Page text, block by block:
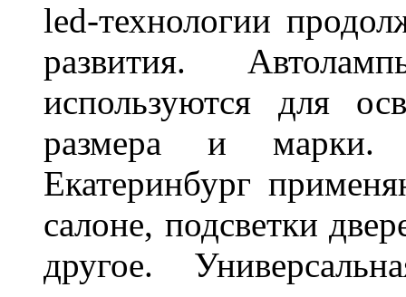
led-технологии
развития.
используются для
размера и марки.
Екатеринбург
салоне, подсветки
другое.